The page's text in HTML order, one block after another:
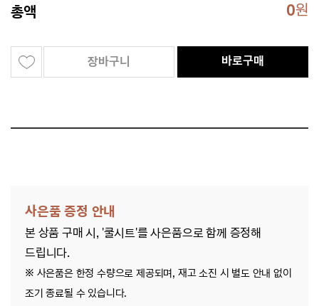
총액 0원
장바구니 바로구매
사은품 증정 안내
본 상품 구매 시, '쿨시트'를 사은품으로 함께 증정해
드립니다.
※ 사은품은 한정 수량으로 제공되며, 재고 소진 시 별도 안내 없이
조기 종료될 수 있습니다.